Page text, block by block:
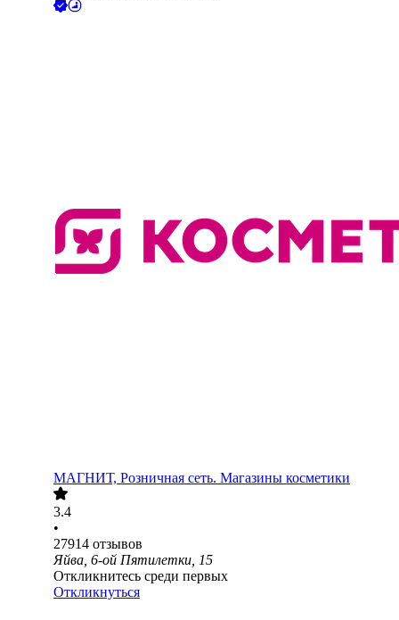
МАГНИТ, Розничная сеть. Магазины косметики
3.4
•
27914 отзывов
Яйва, 6-ой Пятилетки, 15
Откликнитесь среди первых
Откликнуться